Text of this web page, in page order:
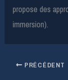
propose des
immersion).
PRÉCÉDENT